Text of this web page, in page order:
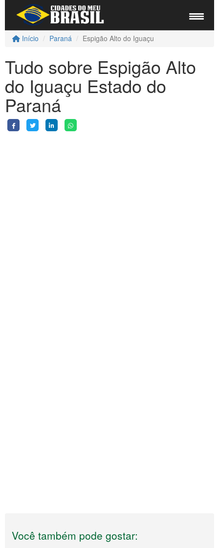
Início Paraná Espigão Alto do Iguaçu
Tudo sobre Espigão Alto
do Iguaçu Estado do
Paraná
Você também pode gostar: